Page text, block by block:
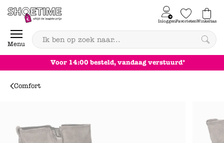
Skip to content
Menu
InloggenFavorietenWinkeltas
0
Achteraf betalen
Comfort